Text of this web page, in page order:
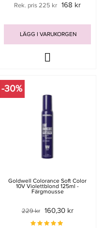
Rek. pris 225 kr 168 kr
LÄGG I VARUKORGEN
-30%
Goldwell Colorance Soft Color
10V Violettblond 125ml -
Färgmousse
229 kr 160,30 kr